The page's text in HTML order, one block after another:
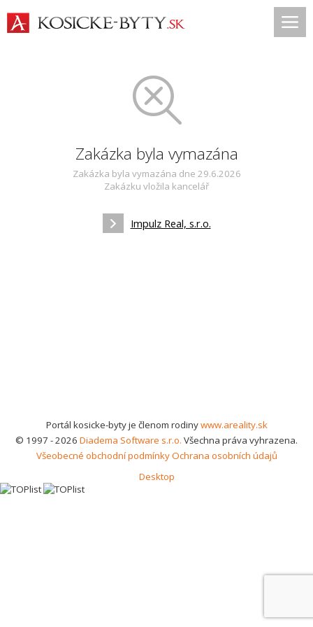
Zakázka byla vymazána
Zakázka byla vymazána dne 29.6.2026
Zakázku vložila kancelář
Impulz Real, s.r.o.
Portál kosicke-byty je členom rodinywww.areality.sk
© 1997 - 2026 Diadema Software s.r.o. Všechna práva vyhrazena.
Všeobecné obchodní podmínkyOchrana osobních údajů
Desktop